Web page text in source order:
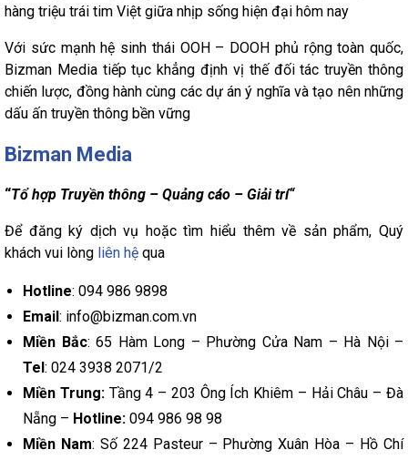
hàng triệu trái tim Việt giữa nhịp sống hiện đại hôm nay
Với sức mạnh hệ sinh thái OOH – DOOH phủ rộng toàn quốc,
Bizman Media tiếp tục khẳng định vị thế đối tác truyền thông
chiến lược, đồng hành cùng các dự án ý nghĩa và tạo nên những
dấu ấn truyền thông bền vững
Bizman Media
“Tổ hợp Truyền thông – Quảng cáo – Giải trí“
Để đăng ký dịch vụ hoặc tìm hiểu thêm về sản phẩm, Quý
khách vui lòng liên hệ qua
Hotline: 094 986 9898
Email : info@bizman.com.vn
Miền Bắc: 65 Hàm Long – Phường Cửa Nam – Hà Nội –
Tel : 024 3938 2071/2
Miền Trung:Tầng 4 – 203 Ông Ích Khiêm – Hải Châu – Đà
Nẵng – Hotline: 094 986 98 98
Miền Nam: Số 224 Pasteur – Phường Xuân Hòa – Hồ Chí